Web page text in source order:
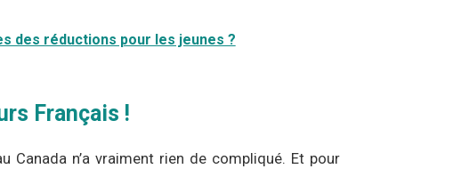
des réductions pour les jeunes ?
Français !
Canada n’a vraiment rien de compliqué. Et pour